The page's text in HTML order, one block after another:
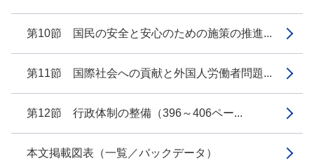
第10節 国民の安全と安心のための施策の推進...
第11節 国際社会への貢献と外国人労働者問題...
第12節 行政体制の整備（396～406ペー...
本文掲載図表（一覧／バックデータ）